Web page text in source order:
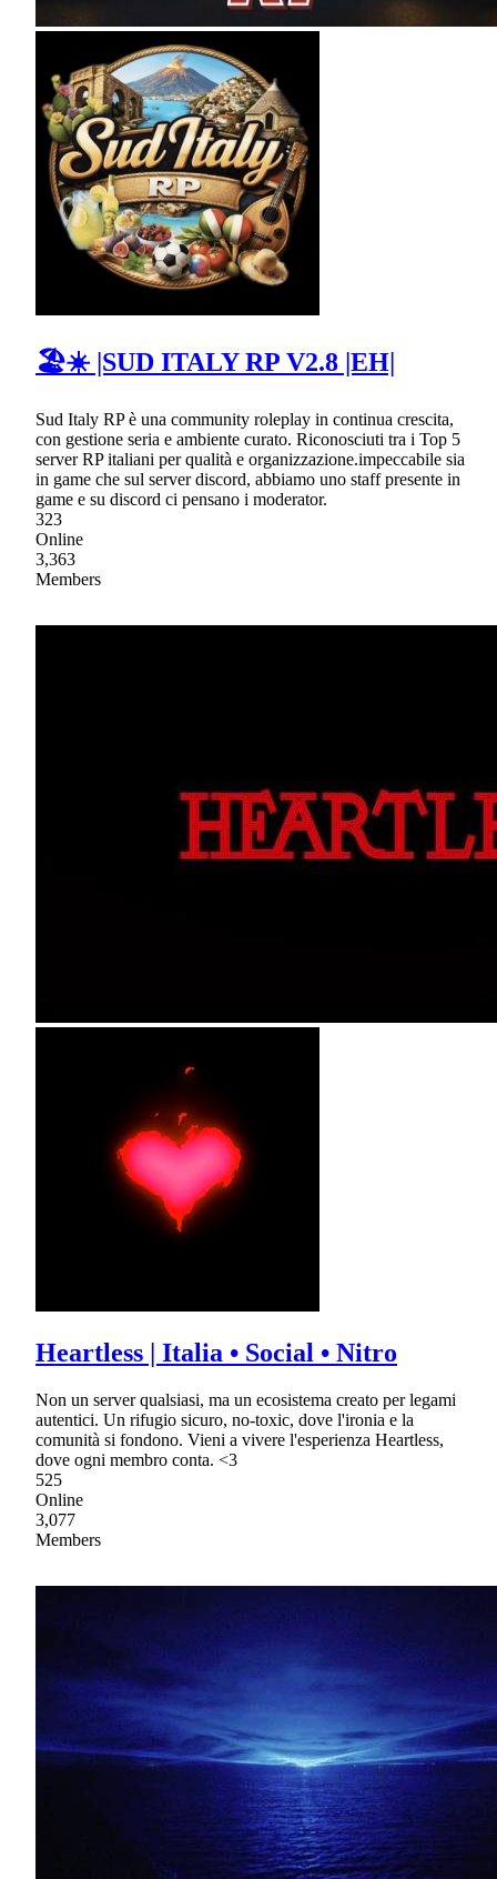
🏖☀ |SUD ITALY RP V2.8 |EH|
Sud Italy RP è una community roleplay in continua crescita,
con gestione seria e ambiente curato. Riconosciuti tra i Top 5
server RP italiani per qualità e organizzazione.impeccabile sia
in game che sul server discord, abbiamo uno staff presente in
game e su discord ci pensano i moderator.
323
Online
3,363
Members
Heartless | Italia • Social • Nitro
Non un server qualsiasi, ma un ecosistema creato per legami
autentici. Un rifugio sicuro, no-toxic, dove l'ironia e la
comunità si fondono. Vieni a vivere l'esperienza Heartless,
dove ogni membro conta. <3
525
Online
3,077
Members